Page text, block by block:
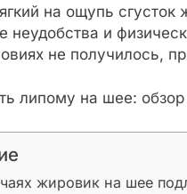
на ощупь сгусток
неудобства и
не получилось,
жировик на шее